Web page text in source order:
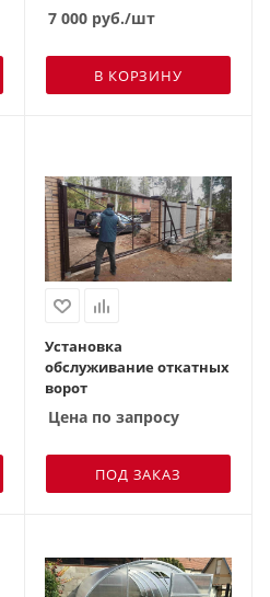
7 000 руб./шт
В КОРЗИНУ
Установка
обслуживание откатных
ворот
Цена по запросу
ПОД ЗАКАЗ